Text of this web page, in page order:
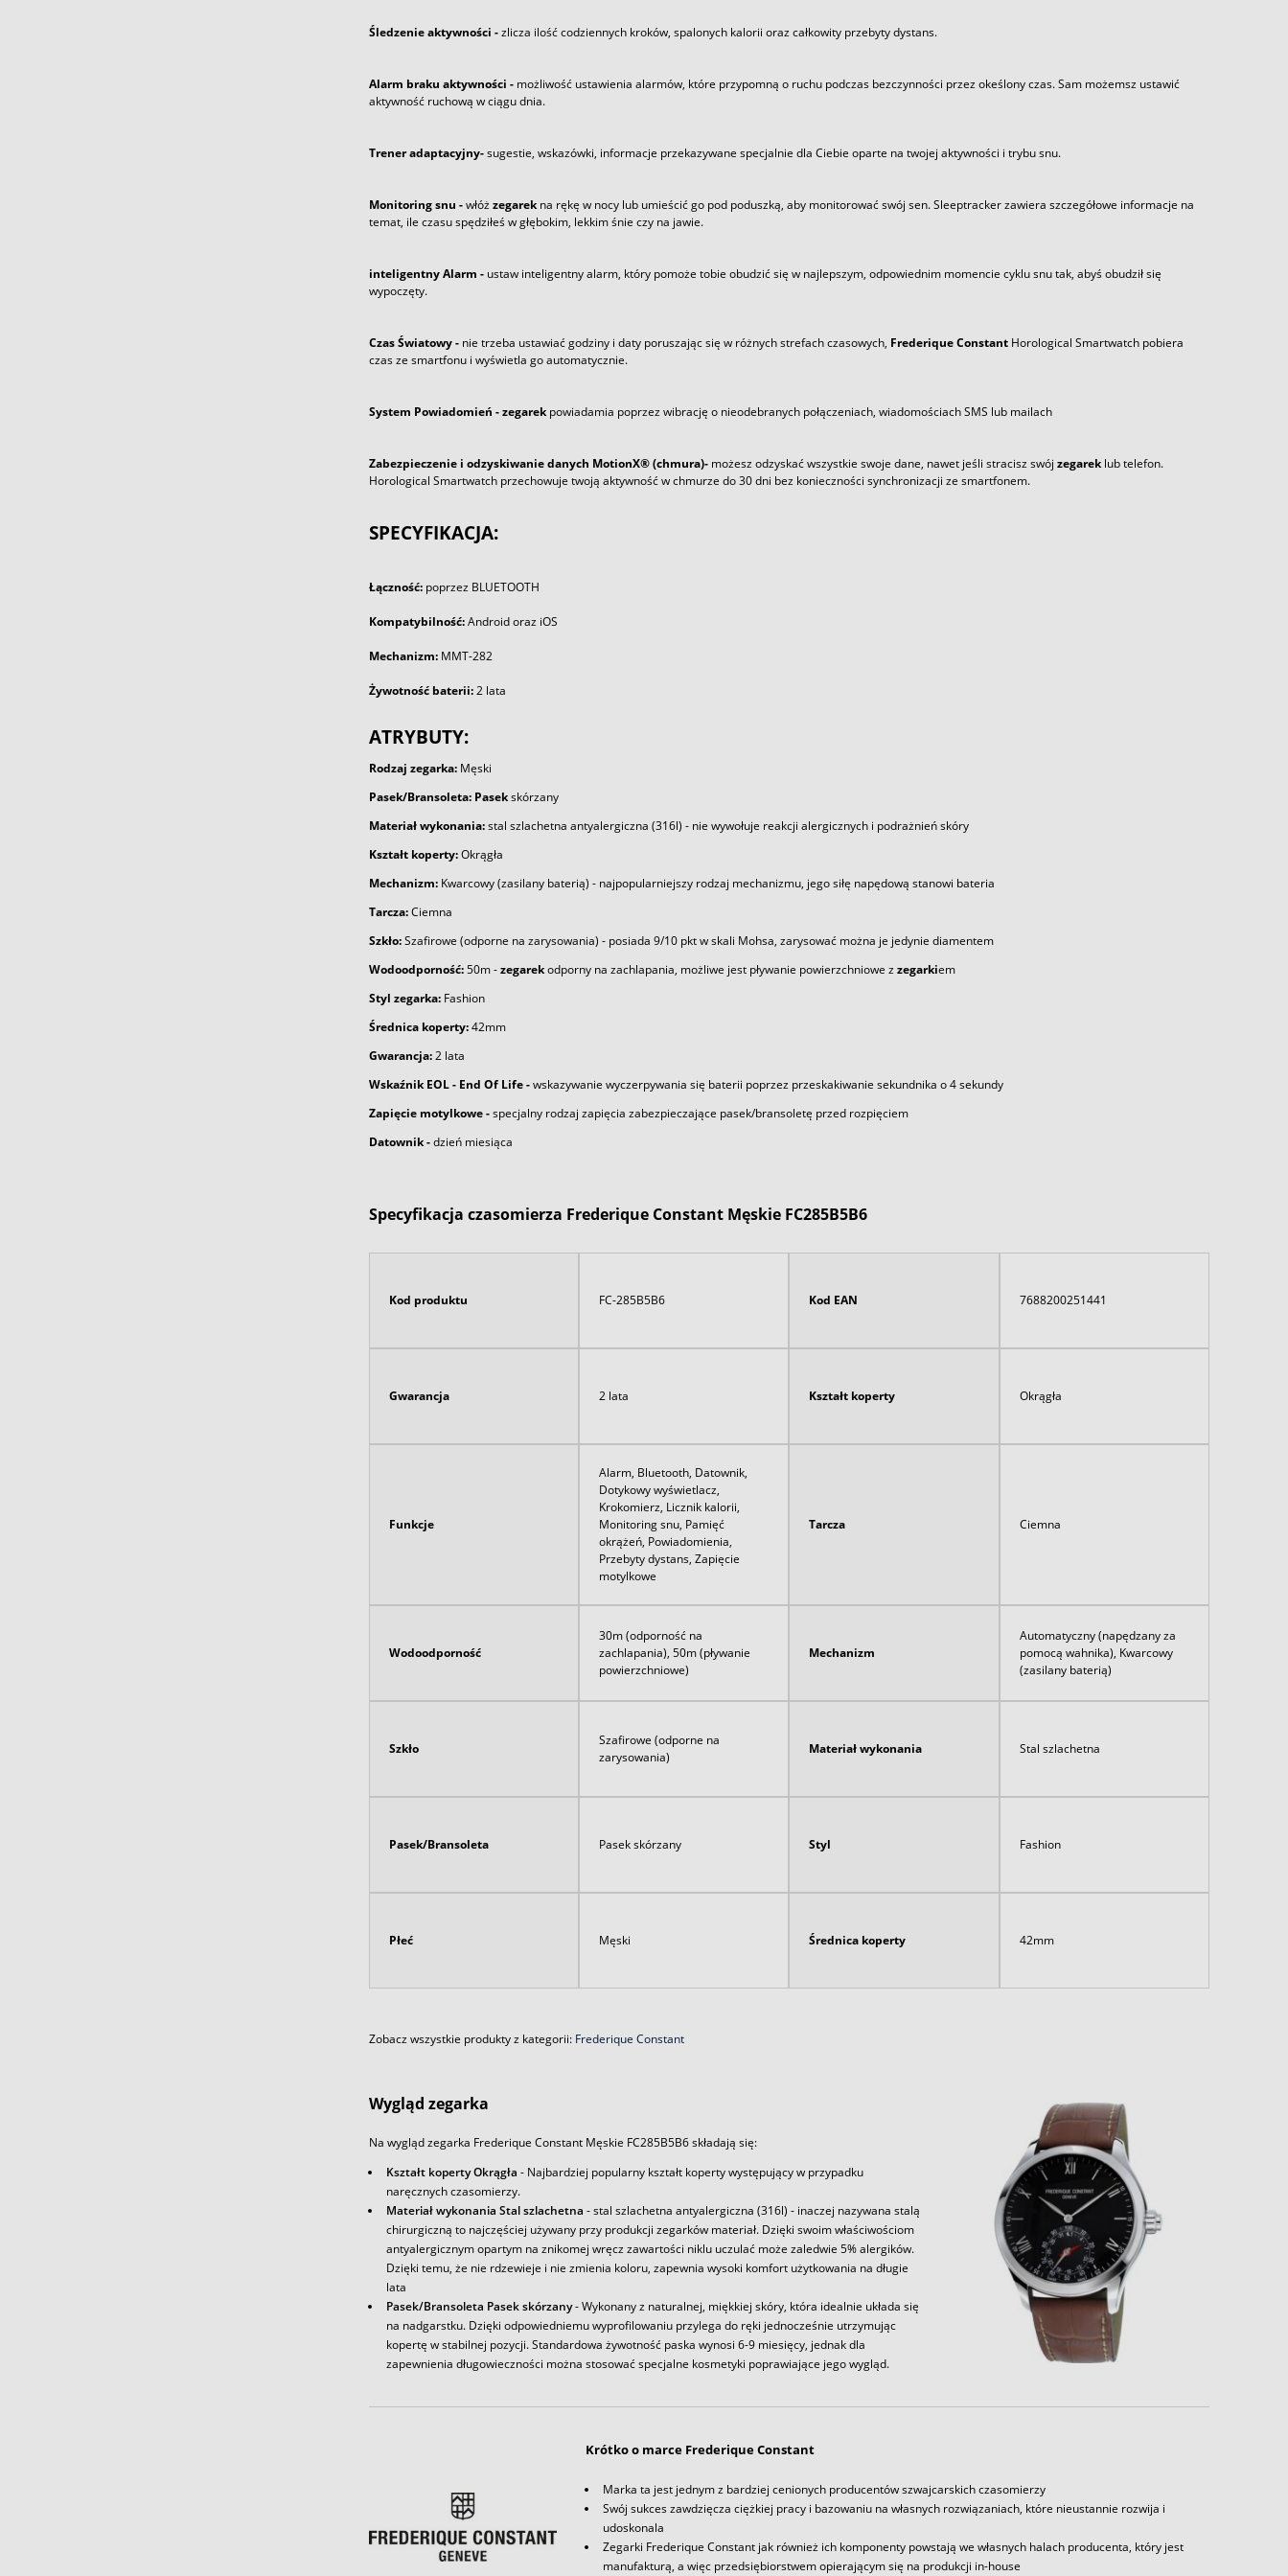
Śledzenie aktywności -zlicza ilość codziennych kroków, spalonych kalorii oraz całkowity przebyty dystans.
Alarm braku aktywności -możliwość ustawienia alarmów, które przypomną o ruchu podczas bezczynności przez okeślony czas. Sam możemsz ustawić
aktywność ruchową w ciągu dnia.
Trener adaptacyjny-sugestie, wskazówki, informacje przekazywane specjalnie dla Ciebie oparte na twojej aktywności i trybu snu.
Monitoring snu -włóżzegarekna rękę w nocy lub umieścić go pod poduszką, aby monitorować swój sen. Sleeptracker zawiera szczegółowe informacje na
temat, ile czasu spędziłeś w głębokim, lekkim śnie czy na jawie.
inteligentny Alarm -ustaw inteligentny alarm, który pomoże tobie obudzić się w najlepszym, odpowiednim momencie cyklu snu tak, abyś obudził się
wypoczęty.
Czas Światowy -nie trzeba ustawiać godziny i daty poruszając się w różnych strefach czasowych, Frederique ConstantHorological Smartwatch pobiera
czas ze smartfonu i wyświetla go automatycznie.
System Powiadomień - zegarekpowiadamia poprzez wibrację o nieodebranych połączeniach, wiadomościach SMS lub mailach
Zabezpieczenie i odzyskiwanie danych MotionX® (chmura)-możesz odzyskać wszystkie swoje dane, nawet jeśli stracisz swój zegareklub telefon.
Horological Smartwatch przechowuje twoją aktywność w chmurze do 30 dni bez konieczności synchronizacji ze smartfonem.
SPECYFIKACJA:
Łączność: poprzez BLUETOOTH
Kompatybilność:Android oraz iOS
Mechanizm: MMT-282
Żywotność baterii:2 lata
ATRYBUTY:
Rodzaj zegarka:Męski
Pasek/Bransoleta: Pasekskórzany
Materiał wykonania:stal szlachetna antyalergiczna (316l) - nie wywołuje reakcji alergicznych i podrażnień skóry
Kształt koperty:Okrągła
Mechanizm:Kwarcowy (zasilany baterią) - najpopularniejszy rodzaj mechanizmu, jego siłę napędową stanowi bateria
Tarcza:Ciemna
Szkło:Szafirowe (odporne na zarysowania) - posiada 9/10 pkt w skali Mohsa, zarysować można je jedynie diamentem
Wodoodporność:50m -zegarekodporny na zachlapania, możliwe jest pływanie powierzchniowe zzegarkiem
Styl zegarka:Fashion
Średnica koperty:42mm
Gwarancja:2 lata
Wskaźnik EOL - End Of Life -wskazywanie wyczerpywania się baterii poprzez przeskakiwanie sekundnika o 4 sekundy
Zapięcie motylkowe -specjalny rodzaj zapięcia zabezpieczające pasek/bransoletę przed rozpięciem
Datownik -dzień miesiąca
Specyfikacja czasomierza Frederique Constant Męskie FC285B5B6
Kod produktu FC-285B5B6 Kod EAN 7688200251441
Gwarancja 2 lata Kształt koperty Okrągła
Funkcje
Alarm, Bluetooth, Datownik,
Dotykowy wyświetlacz,
Krokomierz, Licznik kalorii,
Monitoring snu, Pamięć
okrążeń, Powiadomienia,
Przebyty dystans, Zapięcie
motylkowe
Tarcza Ciemna
Wodoodporność
30m (odporność na
zachlapania), 50m (pływanie
powierzchniowe)
Mechanizm
Automatyczny (napędzany za
pomocą wahnika), Kwarcowy
(zasilany baterią)
Szkło
Szafirowe (odporne na
zarysowania)
Materiał wykonania Stal szlachetna
Pasek/Bransoleta Pasek skórzany Styl Fashion
Płeć Męski Średnica koperty 42mm
Zobacz wszystkie produkty z kategorii: Frederique Constant
Wygląd zegarka
Na wygląd zegarka Frederique Constant Męskie FC285B5B6 składają się:
Kształt koperty Okrągła - Najbardziej popularny kształt koperty występujący w przypadku
naręcznych czasomierzy.
Materiał wykonania Stal szlachetna - stal szlachetna antyalergiczna (316l) - inaczej nazywana stalą
chirurgiczną to najczęściej używany przy produkcji zegarków materiał. Dzięki swoim właściwościom
antyalergicznym opartym na znikomej wręcz zawartości niklu uczulać może zaledwie 5% alergików.
Dzięki temu, że nie rdzewieje i nie zmienia koloru, zapewnia wysoki komfort użytkowania na długie
lata
Pasek/Bransoleta Pasek skórzany- Wykonany z naturalnej, miękkiej skóry, która idealnie układa się
na nadgarstku. Dzięki odpowiedniemu wyprofilowaniu przylega do ręki jednocześnie utrzymując
kopertę w stabilnej pozycji. Standardowa żywotność paska wynosi 6-9 miesięcy, jednak dla
zapewnienia długowieczności można stosować specjalne kosmetyki poprawiające jego wygląd.
Krótko o marce Frederique Constant
Marka ta jest jednym z bardziej cenionych producentów szwajcarskich czasomierzy
Swój sukces zawdzięcza ciężkiej pracy i bazowaniu na własnych rozwiązaniach, które nieustannie rozwija i
udoskonala
Zegarki Frederique Constant jak również ich komponenty powstają we własnych halach producenta, który jest
manufakturą, a więc przedsiębiorstwem opierającym się na produkcji in-house